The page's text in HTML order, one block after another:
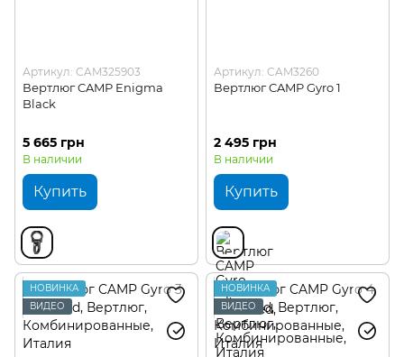
Артикул: CAM325903
Вертлюг CAMP Enigma
Black
5 665 грн
В наличии
Купить
Артикул: CAM3260
Вертлюг CAMP Gyro 1
2 495 грн
В наличии
Купить
НОВИНКА
ВИДЕО
НОВИНКА
ВИДЕО